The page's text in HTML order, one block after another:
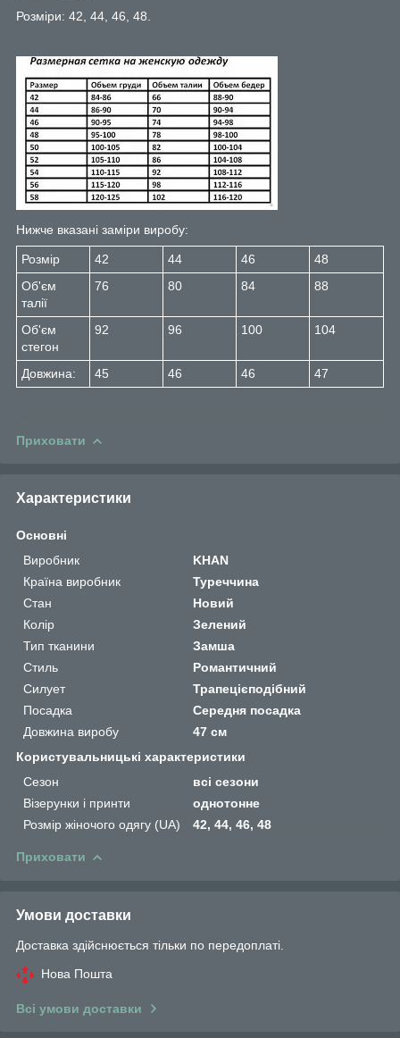
Розміри: 42, 44, 46, 48.
Нижче вказані заміри виробу:
Розмір 42 44 46
48
Об'єм
талії
76 80 84 88
Об'єм
стегон
92 96 100 104
Довжина: 45 46 46 47
Приховати
Характеристики
Основні
Виробник
KHAN
Країна виробник
Туреччина
Стан
Новий
Колір
Зелений
Тип тканини
Замша
Стиль
Романтичний
Силует
Трапецієподібний
Посадка
Середня посадка
Довжина виробу
47 см
Користувальницькі характеристики
Сезон
всі сезони
Візерунки і принти
однотонне
Розмір жіночого одягу (UA)
42, 44, 46, 48
Приховати
Умови доставки
Доставка здійснюється тільки по передоплаті.
Нова Пошта
Всі умови доставки